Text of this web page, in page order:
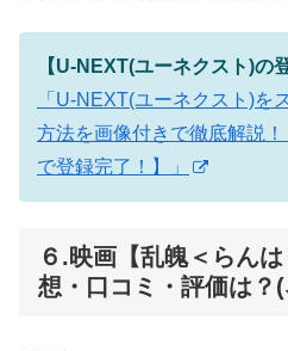
【U-NEXT(ユーネクスト)の
「U-NEXT(ユーネクスト)を
方法を画像付きで徹底解説
で登録完了！】」
６.映画【乱魄＜らん
想・口コミ・評価は？